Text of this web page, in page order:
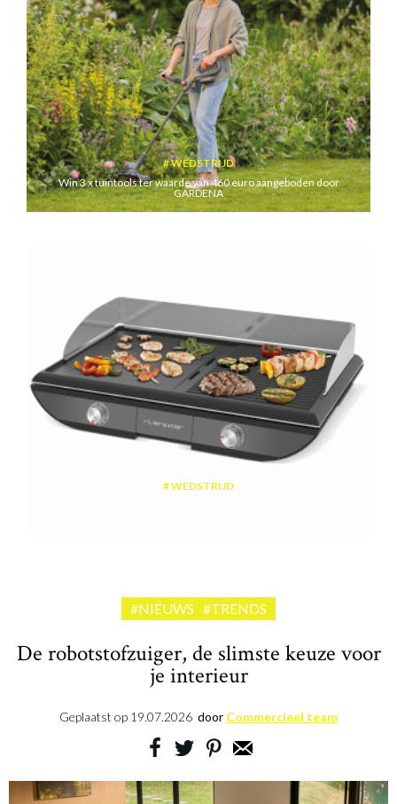
WEDSTRIJD
Win 3 x tuintools ter waarde van 460 euro aangeboden door
GARDENA
WEDSTRIJD
#NIEUWS #TRENDS
De robotstofzuiger, de slimste keuze voor
je interieur
Geplaatst op 19.07.2026 door Commercieel team